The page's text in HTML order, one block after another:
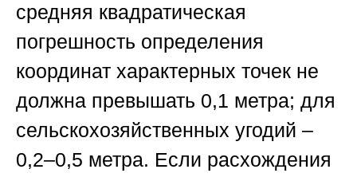
средняя квадратическая
погрешность определения
координат характерных точек не
должна превышать 0,1 метра; для
сельскохозяйственных угодий –
0,2–0,5 метра. Если расхождения